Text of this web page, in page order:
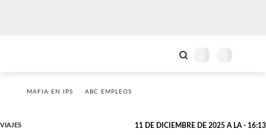
MAFIA EN IPS ABC EMPLEOS
VIAJES 11 DE DICIEMBRE DE 2025 A LA - 16:13